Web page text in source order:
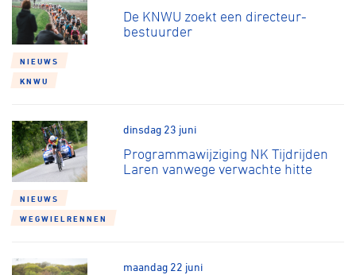
NIEUWS
KNWU
De KNWU zoekt een directeur-
bestuurder
NIEUWS
WEGWIELRENNEN
dinsdag 23 juni
Programmawijziging NK Tijdrijden
Laren vanwege verwachte hitte
maandag 22 juni